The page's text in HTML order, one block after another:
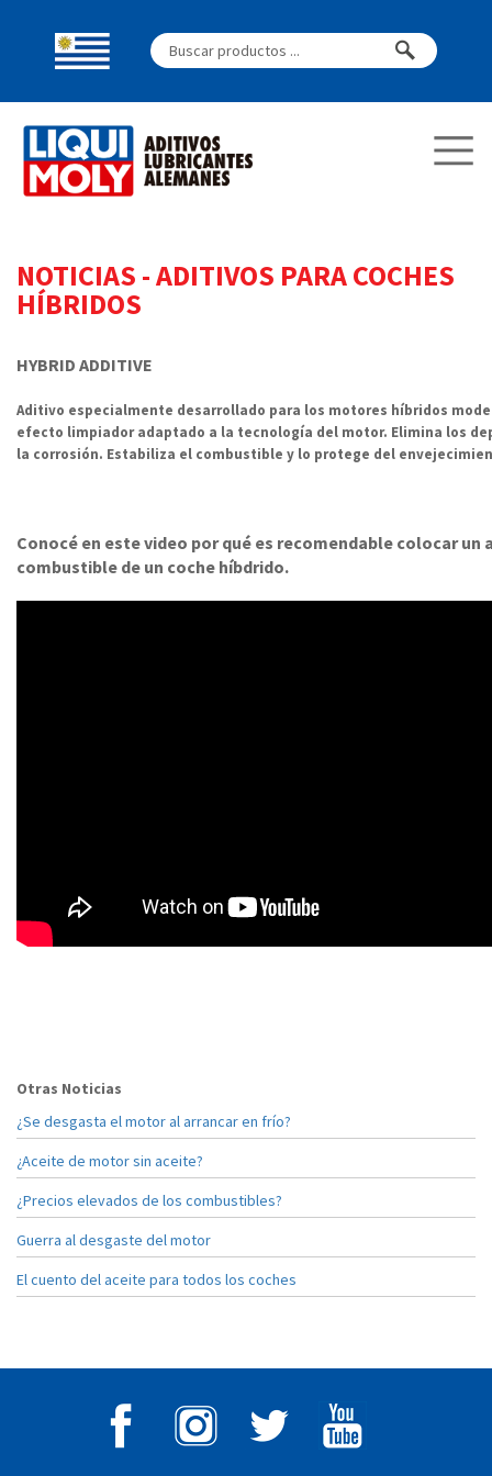
NOTICIAS -ADITIVOS PARA COCHES
HÍBRIDOS
HYBRID ADDITIVE
Aditivo especialmente desarrollado para los motores híbridos
efecto limpiador adaptado a la tecnología del motor. Elimina los
la corrosión. Estabiliza el combustible y lo protege del
Conocé en este video por qué es recomendable colocar un
combustible de un coche híbdrido.
Otras Noticias
¿Se desgasta el motor al arrancar en frío?
¿Aceite de motor sin aceite?
¿Precios elevados de los combustibles?
Guerra al desgaste del motor
El cuento del aceite para todos los coches